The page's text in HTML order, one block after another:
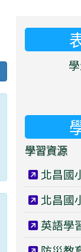
學習資源
北昌國
北昌國
英語學